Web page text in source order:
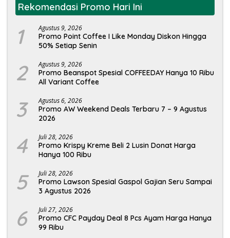
Rekomendasi Promo Hari Ini
1 Agustus 9, 2026
Promo Point Coffee I Like Monday Diskon Hingga
50% Setiap Senin
2 Agustus 9, 2026
Promo Beanspot Spesial COFFEEDAY Hanya 10 Ribu
All Variant Coffee
3 Agustus 6, 2026
Promo AW Weekend Deals Terbaru 7 – 9 Agustus
2026
4 Juli 28, 2026
Promo Krispy Kreme Beli 2 Lusin Donat Harga
Hanya 100 Ribu
5 Juli 28, 2026
Promo Lawson Spesial Gaspol Gajian Seru Sampai
3 Agustus 2026
6 Juli 27, 2026
Promo CFC Payday Deal 8 Pcs Ayam Harga Hanya
99 Ribu